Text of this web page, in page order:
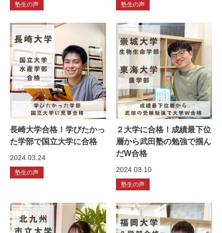
塾生の声 塾生の声
長崎大学合格！学びたかっ
た学部で国立大学に合格
2024.03.24
塾生の声
２大学に合格！成績最下位
層から武田塾の勉強で掴ん
だW合格
2024.03.10
塾生の声